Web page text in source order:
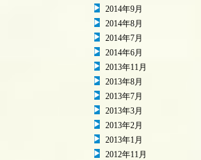
2014年9月
2014年8月
2014年7月
2014年6月
2013年11月
2013年8月
2013年7月
2013年3月
2013年2月
2013年1月
2012年11月